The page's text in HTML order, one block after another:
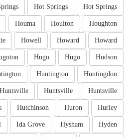
Hot Springs
Hot Springs
Houghton
Houlton
Houma
Howard
Howard
Howell
Hudson
Hugo
Hugo
Huntingdon
Huntington
Huntsville
Huntsville
Huntsville
Hurley
Huron
Hutchinson
Hyden
Hysham
Ida Grove